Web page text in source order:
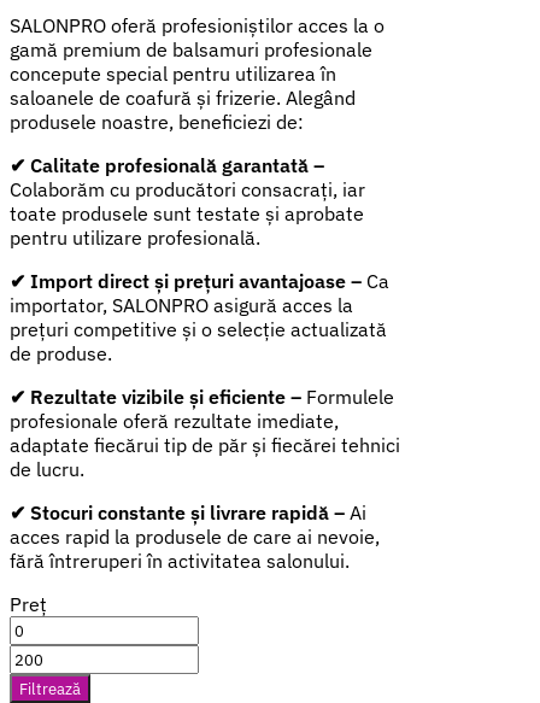
SALONPRO oferă profesioniștilor acces la o
gamă premium de balsamuri profesionale
concepute special pentru utilizarea în
saloanele de coafură și frizerie. Alegând
produsele noastre, beneficiezi de:
✔ Calitate profesională garantată –
Colaborăm cu producători consacrați, iar
toate produsele sunt testate și aprobate
pentru utilizare profesională.
✔ Import direct și prețuri avantajoase – Ca
importator, SALONPRO asigură acces la
prețuri competitive și o selecție actualizată
de produse.
✔ Rezultate vizibile și eficiente – Formulele
profesionale oferă rezultate imediate,
adaptate fiecărui tip de păr și fiecărei tehnici
de lucru.
✔ Stocuri constante și livrare rapidă – Ai
acces rapid la produsele de care ai nevoie,
fără întreruperi în activitatea salonului.
Preț
Preț
minim
Preț
maxim
Filtrează